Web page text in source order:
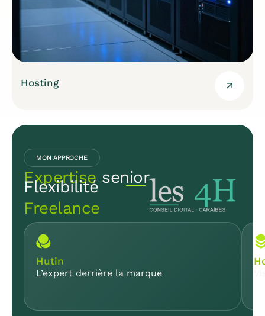
Hosting
MON APPROCHE
Expertise senior
Flexibilité
Freelance
Hutin
L’expert derrière la marque